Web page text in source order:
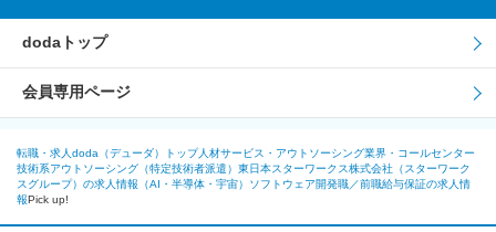
dodaトップ
会員専用ページ
転職・求人doda（デューダ）トップ人材サービス・アウトソーシング業界・コールセンター
技術系アウトソーシング（特定技術者派遣） 東日本スターワークス株式会社（スターワーク
スグループ）の求人情報 （AI・半導体・宇宙）ソフトウェア開発職／前職給与保証の求人情
報Pick up!